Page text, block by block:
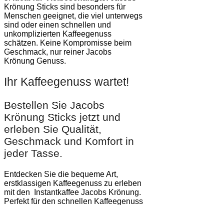
Krönung Sticks sind besonders für
Menschen geeignet, die viel unterwegs
sind oder einen schnellen und
unkomplizierten Kaffeegenuss
schätzen. Keine Kompromisse beim
Geschmack, nur reiner Jacobs
Krönung Genuss.
Ihr Kaffeegenuss wartet!
Bestellen Sie Jacobs
Krönung Sticks jetzt und
erleben Sie Qualität,
Geschmack und Komfort in
jeder Tasse.
Entdecken Sie die bequeme Art,
erstklassigen Kaffeegenuss zu erleben
mit den Instantkaffee Jacobs Krönung.
Perfekt für den schnellen Kaffeegenuss